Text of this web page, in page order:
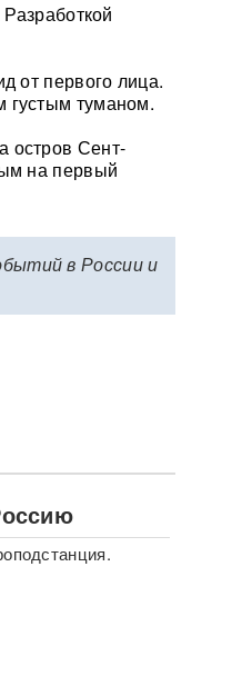
от первого лица.
густым туманом.
остров Сент-
на первый
в России и